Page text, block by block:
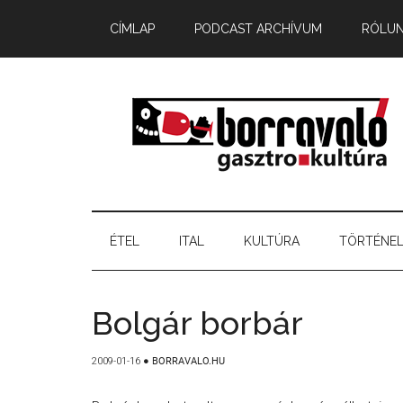
CÍMLAP PODCAST ARCHÍVUM
ÉTEL ITAL KULTÚRA
Bolgár borbár
2009-01-16 ● BORRAVALO.HU